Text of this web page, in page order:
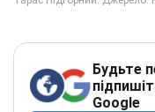
Будьте
Google